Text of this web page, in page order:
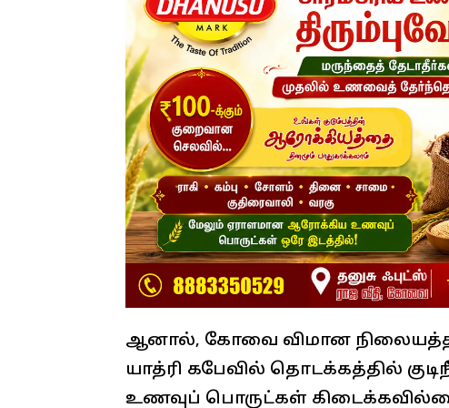
ஆனால், கோவை விமான
யாத்ரி கபேவில் தொடக்கத்தில்
உணவுப் பொருட்கள்